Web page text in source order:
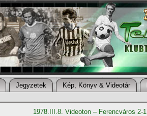
Jegyzetek Kép, Könyv & Videotár
1978.III.8. Videoton – Ferencváros 2-1